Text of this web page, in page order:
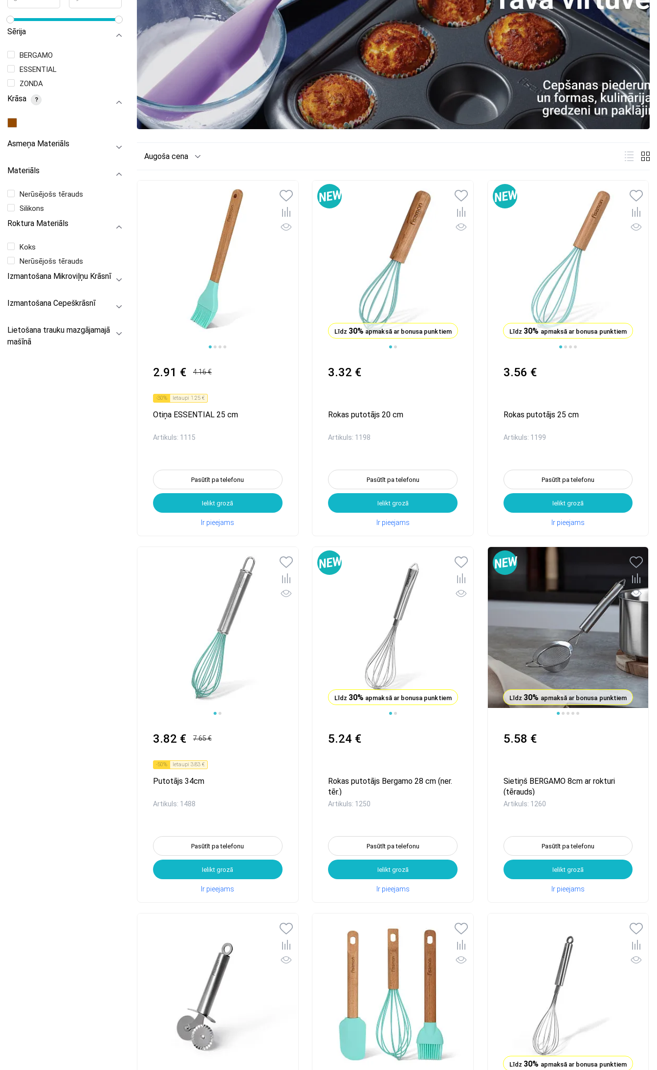
Sērija
BERGAMO
ESSENTIAL
ZONDA
Krāsa ?
Asmeņa Materiāls
Materiāls
Nerūsējošs tērauds
Silikons
Roktura Materiāls
Koks
Nerūsējošs tērauds
Izmantošana Mikroviļņu Krāsnī
Izmantošana Cepeškrāsnī
Lietošana trauku mazgājamajā
mašīnā
Augoša cena
2.91 € 4.16 €
-30% Ietaupi 1.25 €
Otiņa ESSENTIAL 25 cm
Artikuls: 1115
Pasūtīt pa telefonu
Ielikt grozā
Ir pieejams
Līdz 30% apmaksā ar bonusa punktiem
3.32 €
Rokas putotājs 20 сm
Artikuls: 1198
Pasūtīt pa telefonu
Ielikt grozā
Ir pieejams
Līdz 30% apmaksā ar bonusa punktiem
3.56 €
Rokas putotājs 25 сm
Artikuls: 1199
Pasūtīt pa telefonu
Ielikt grozā
Ir pieejams
3.82 € 7.65 €
-50% Ietaupi 3.83 €
Putotājs 34cm
Artikuls: 1488
Pasūtīt pa telefonu
Ielikt grozā
Ir pieejams
Līdz 30% apmaksā ar bonusa punktiem
5.24 €
Rokas putotājs Bergamo 28 cm (ner.
tēr.)
Artikuls: 1250
Pasūtīt pa telefonu
Ielikt grozā
Ir pieejams
Līdz 30% apmaksā ar bonusa punktiem
5.58 €
Sietiņš BERGAMO 8cm ar rokturi
(tērauds)
Artikuls: 1260
Pasūtīt pa telefonu
Ielikt grozā
Ir pieejams
Līdz 30% apmaksā ar bonusa punktiem